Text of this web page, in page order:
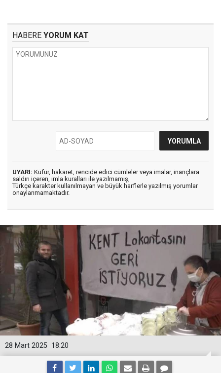
HABERE YORUM KAT
UYARI: Küfür, hakaret, rencide edici cümleler veya imalar, inançlara
saldırı içeren, imla kuralları ile yazılmamış,
Türkçe karakter kullanılmayan ve büyük harflerle yazılmış yorumlar
onaylanmamaktadır.
18:20
28 Mart 2025